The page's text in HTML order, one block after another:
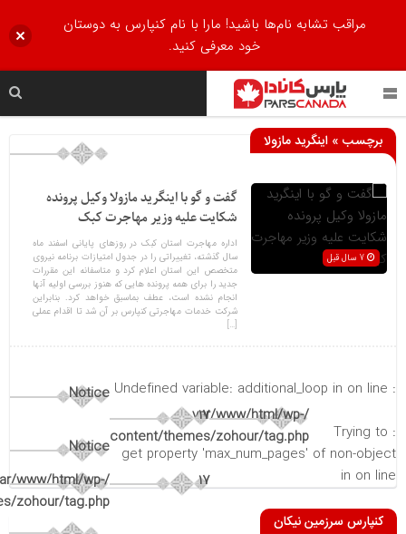
برچسب » اینگرید مازولا
گفت و گو با اینگرید مازولا وکیل پرونده
شکایت علیه وزیر مهاجرت کبک
اداره مهاجرت استان کبک در روزهای پایانی اسفند ماه
سال گذشته، تغییراتی را در جدول امتیازات برنامه نیروی
متخصص این استان اعلام کرد و متاسفانه این مقررات
جدید را برای همه پرونده هایی که هنوز بررسی اولیه آنها
انجام نشده است، عطف بماسبق خواهد کرد. بنابراین
شرکت خدمات مهاجرتی کنپارس بر آن شد تا اقدام عملی
[…]
Notice
: Undefined variable: additional_loop in
/var/www/html/wp-
content/themes/zohour/tag.php
on line
17
Notice
: Trying to
get property 'max_num_pages' of non-object
in
www/html/wp-
zohour/tag.php
on line
17
کنپارس سرزمین نیکان
مراقب تشابه نام‌ها باشید! مارا با نام کنپارس به دوستان
خود معرفی کنید.